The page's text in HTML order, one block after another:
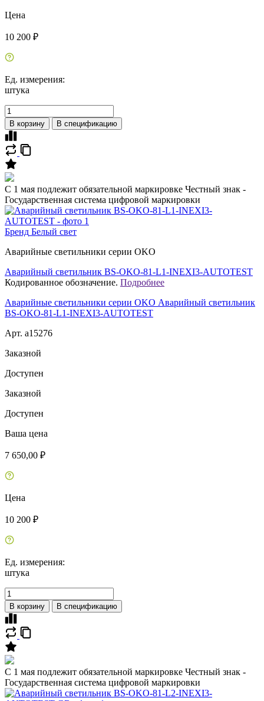
Цена
10 200 ₽
Ед. измерения:
штука
В корзину В спецификацию
C 1 мая подлежит обязательной маркировке Честный знак -
Государственная система цифровой маркировки
Бренд Белый свет
Аварийные светильники серии OKO
Аварийный светильник BS-OKO-81-L1-INEXI3-AUTOTEST
Кодированное обозначение. Подробнее
Аварийные светильники серии OKO Аварийный светильник
BS-OKO-81-L1-INEXI3-AUTOTEST
Арт. a15276
Заказной
Доступен
Заказной
Доступен
Ваша цена
7 650,00 ₽
Цена
10 200 ₽
Ед. измерения:
штука
В корзину В спецификацию
C 1 мая подлежит обязательной маркировке Честный знак -
Государственная система цифровой маркировки